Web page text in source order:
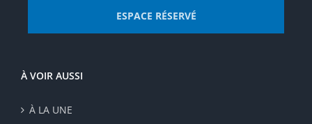
ESPACE RÉSERVÉ
À VOIR AUSSI
À LA UNE